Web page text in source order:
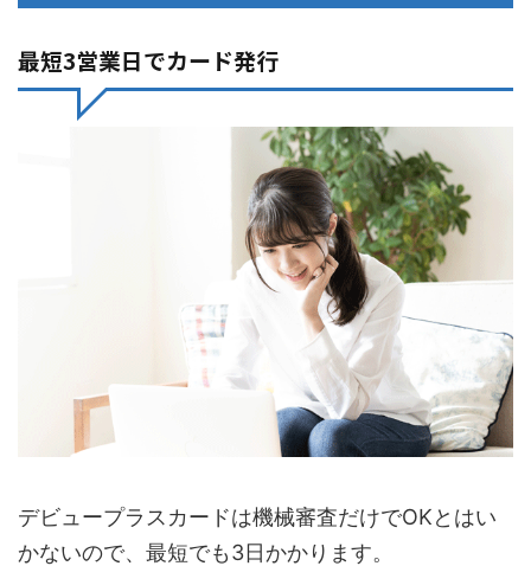
最短3営業日でカード発行
デビュープラスカードは機械審査だけでOKとはい
かないので、最短でも3日かかります。